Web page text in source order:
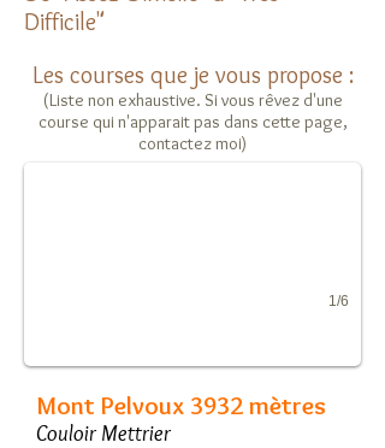
Difficile"
Les courses que je vous propose :
(Liste non exhaustive. Si vous rêvez d'une
course qui n'apparait pas dans cette page,
contactez moi)
Mont Pelvoux 3932 mètres
Couloir Mettrier
1/6
Mont Pelvoux 3932 mètres
Couloir Mettrier